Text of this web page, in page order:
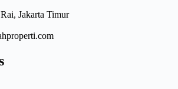
Jakarta Timur